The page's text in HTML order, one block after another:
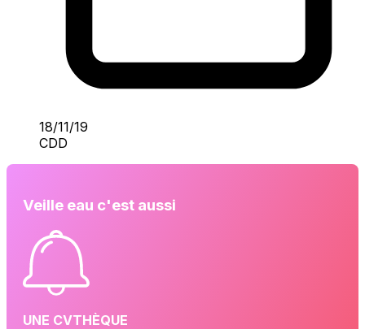
18/11/19
CDD
Veille eau c'est aussi
UNE CVTHÈQUE